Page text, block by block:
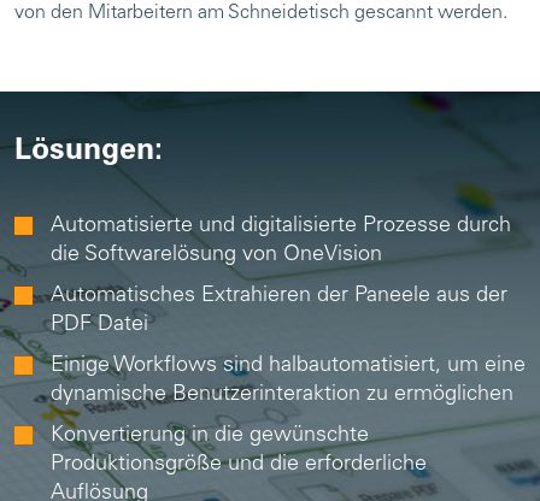
von den Mitarbeitern am Schneidetisch gescannt werden.
Lösungen:
Automatisierte und digitalisierte Prozesse durch
die Softwarelösung von OneVision
Automatisches Extrahieren der Paneele aus der
PDF Datei
Einige Workflows sind halbautomatisiert, um eine
dynamische Benutzerinteraktion zu ermöglichen
Konvertierung in die gewünschte
Produktionsgröße und die erforderliche
Auflösung